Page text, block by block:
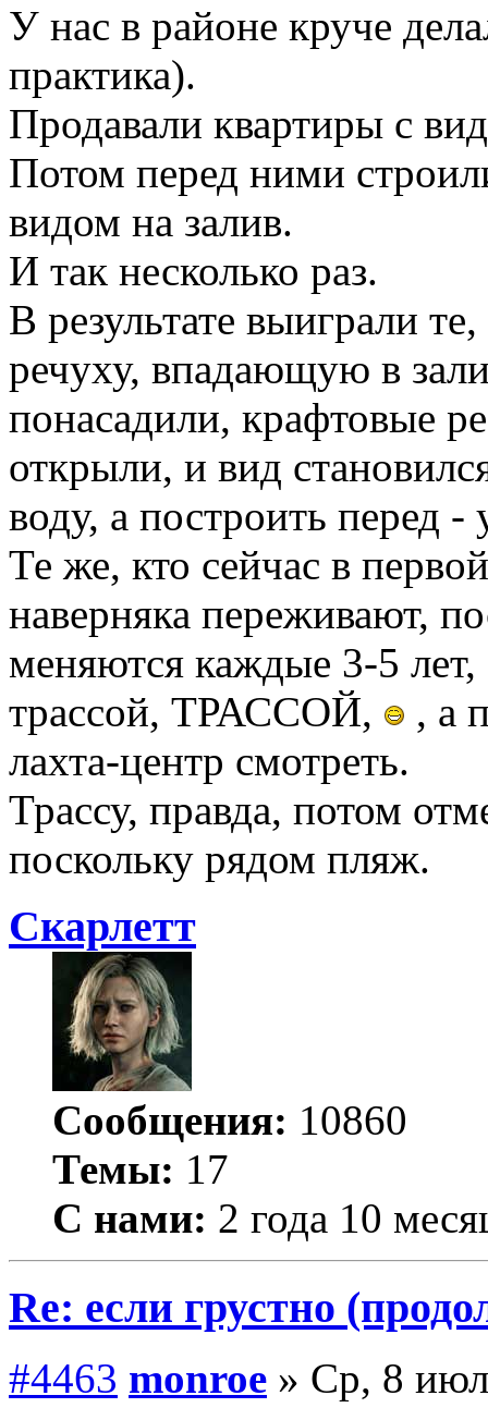
У нас в районе круче
практика).
Продавали квартиры с
Потом перед ними
видом на залив.
И так несколько раз.
В результате выиграли
речуху, впадающую в
понасадили, крафтовые
открыли, и вид
воду, а построить перед
Те же, кто сейчас в
наверняка переживают,
меняются каждые 3-5
трассой, ТРАССОЙ,
, а
лахта-центр смотреть.
Трассу, правда, потом
поскольку рядом пляж.
Скарлетт
Сообщения: 10860
Темы: 17
С нами: 2 года 10
Re: если грустно
#4463 monroe » Ср, 8